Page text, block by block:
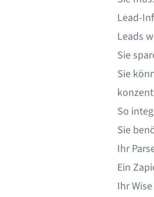
Lead-
Leads
Sie
Sie
So
Sie
Ihr
Ein
Ihr